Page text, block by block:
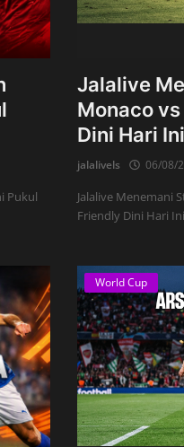
Pukul
Jalalive
Monaco
Dini Hari
jalalivels 06/08/
Jalalive Menemani
Friendly Dini Hari
World Cup